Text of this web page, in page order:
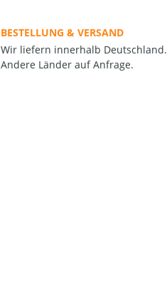
BESTELLUNG & VERSAND
Wir liefern innerhalb Deutschland.
Andere Länder auf Anfrage.